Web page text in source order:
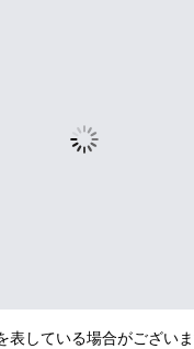
している場合がございま